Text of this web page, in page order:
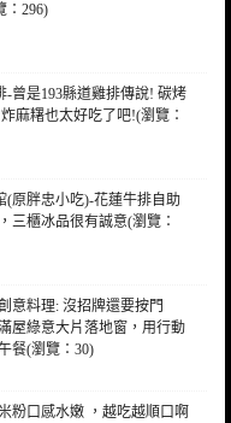
：296)
曾是193縣道雞排傳說! 碳烤
麻糬也太好吃了吧!(瀏覽：
(原胖忠小吃)-花蓮牛排自助
三櫃冰品很有誠意(瀏覽：
意料理: 沒招牌還要按門
屋綠意大片落地窗，用行動
餐(瀏覽：30)
粉口感水嫩 ，越吃越順口啊